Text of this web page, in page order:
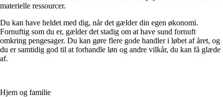
materielle ressourcer.
Du kan have heldet med dig, når det gælder din egen økonomi.
Fornuftig som du er, gælder det stadig om at have sund fornuft
omkring pengesager. Du kan gøre flere gode handler i løbet af året, og
du er samtidig god til at forhandle løn og andre vilkår, du kan få glæde
af.
Hjem og familie